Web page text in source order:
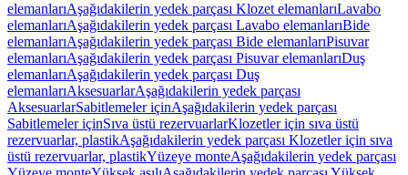
elemanlarıAşağıdakilerin yedek parçası Klozet elemanlarıLavabo
elemanlarıAşağıdakilerin yedek parçası Lavabo elemanlarıBide
elemanlarıAşağıdakilerin yedek parçası Bide elemanlarıPisuvar
elemanlarıAşağıdakilerin yedek parçası Pisuvar elemanlarıDuş
elemanlarıAşağıdakilerin yedek parçası Duş
elemanlarıAksesuarlarAşağıdakilerin yedek parçası
AksesuarlarSabitlemeler içinAşağıdakilerin yedek parçası
Sabitlemeler içinSıva üstü rezervuarlarKlozetler için sıva üstü
rezervuarlar, plastikAşağıdakilerin yedek parçası Klozetler için sıva
üstü rezervuarlar, plastikYüzeye monteAşağıdakilerin yedek parçası